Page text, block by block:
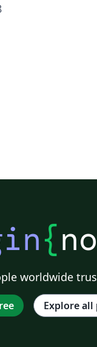
{
worldwide
Explore all